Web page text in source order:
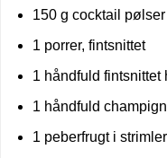
150 g cocktail pølser
1 porrer, fintsnittet
1 håndfuld fintsnittet
1 håndfuld
1 peberfrugt i strimler